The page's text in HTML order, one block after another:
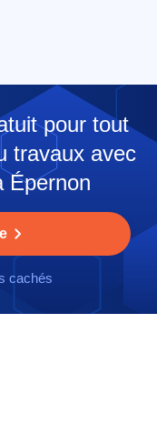
pour tout
travaux avec
Épernon
cachés